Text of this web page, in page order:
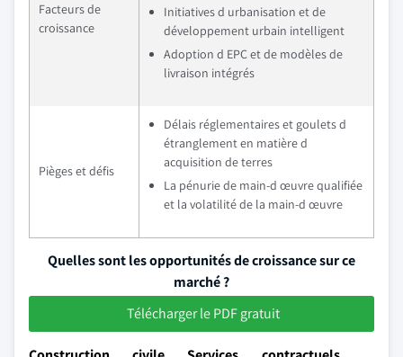
Facteurs de
croissance
Initiatives d urbanisation et de
développement urbain intelligent
Adoption d EPC et de modèles de
livraison intégrés
Pièges et défis
Délais réglementaires et goulets d
étranglement en matière d
acquisition de terres
La pénurie de main-d œuvre qualifiée
et la volatilité de la main-d œuvre
Quelles sont les opportunités de croissance sur ce
marché ?
Télécharger le PDF gratuit